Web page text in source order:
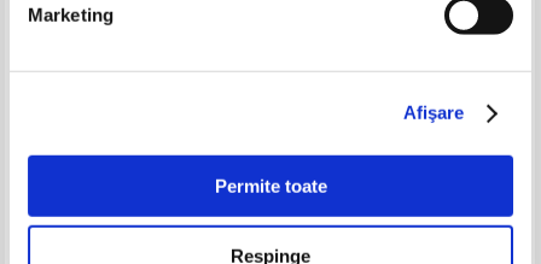
Marketing
Afişare
Permite toate
Respinge
Hillary Rodham Clinton - Stare
de teroare
Liza Marklund - Fundatia Paradis